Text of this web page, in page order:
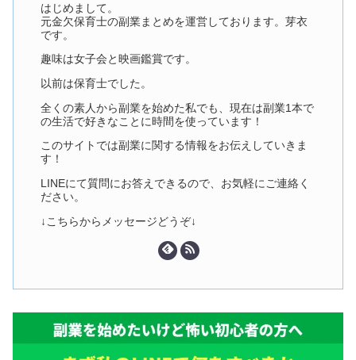
はじめまして。
元金欠保育士の副業まとめを運営しております。芽衣
です。
趣味は女子会と映画鑑賞です。
以前は保育士でした。
全くの素人から副業を始めた私でも、現在は副業1本で
の生活で好きなことに時間を使っています！
このサイトでは副業に関する情報をお伝えしていきま
す！
LINEにて質問にお答えできるので、お気軽にご連絡く
ださい。
↓こちらからメッセージどうぞ↓